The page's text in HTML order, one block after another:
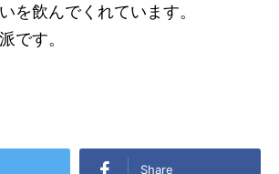
を飲んでくれています。
です。
Share